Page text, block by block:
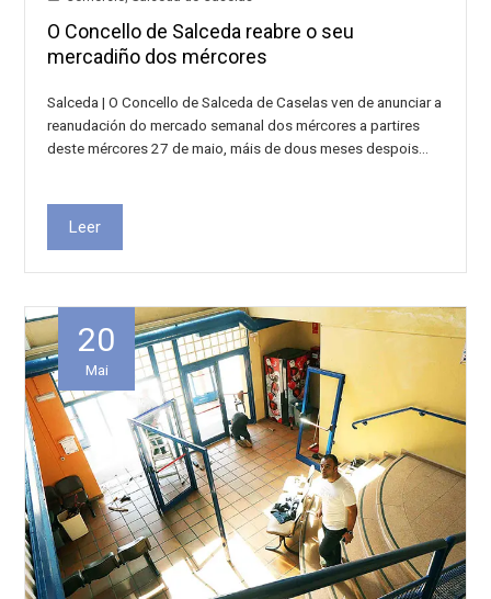
O Concello de Salceda reabre o seu
mercadiño dos mércores
Salceda | O Concello de Salceda de Caselas ven de anunciar a
reanudación do mercado semanal dos mércores a partires
deste mércores 27 de maio, máis de dous meses despois…
Leer
20
Mai